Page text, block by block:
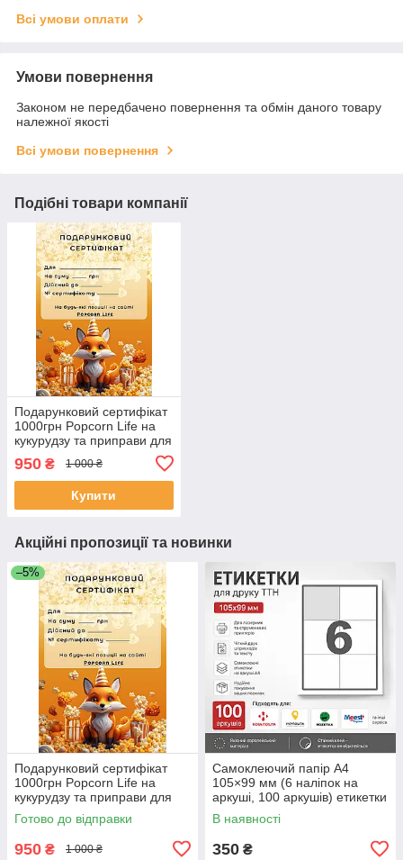
Всі умови оплати
Умови повернення
Законом не передбачено повернення та обмін даного товару
належної якості
Всі умови повернення
Подібні товари компанії
Подарунковий сертифікат
1000грн Popcorn Life на
кукурудзу та приправи для
950 ₴ 1 000 ₴
Купити
Акційні пропозиції та новинки
–5%
Подарунковий сертифікат
1000грн Popcorn Life на
кукурудзу та приправи для
попкорну та снеків
Готово до відправки
950 ₴ 1 000 ₴
Самоклеючий папір A4
105×99 мм (6 наліпок на
аркуші, 100 аркушів) етикетки
для друку ТТН Нова Пошта
Укрпошта Rozetka Meest
В наявності
350 ₴